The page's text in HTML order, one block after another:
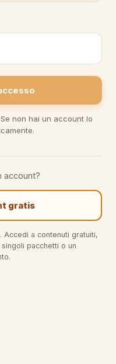
non hai un account lo
account?
gratis
Accedi a contenuti gratuiti,
pacchetti o un